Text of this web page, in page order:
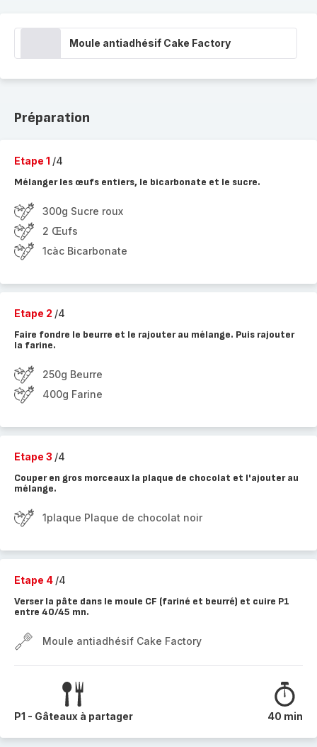
Moule antiadhésif Cake Factory
Préparation
Etape 1 /4
Mélanger les œufs entiers, le bicarbonate et le sucre.
300g Sucre roux
2 Œufs
1càc Bicarbonate
Etape 2 /4
Faire fondre le beurre et le rajouter au mélange. Puis rajouter
la farine.
250g Beurre
400g Farine
Etape 3 /4
Couper en gros morceaux la plaque de chocolat et l'ajouter au
mélange.
1plaque Plaque de chocolat noir
Etape 4 /4
Verser la pâte dans le moule CF (fariné et beurré) et cuire P1
entre 40/45 mn.
Moule antiadhésif Cake Factory
P1 - Gâteaux à partager 40 min